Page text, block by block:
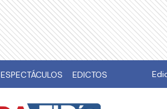
ESPECTÁCULOS EDICTOS